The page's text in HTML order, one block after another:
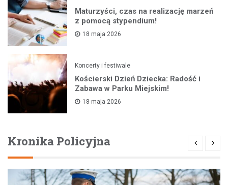
Maturzyści, czas na realizację marzeń
z pomocą stypendium!
18 maja 2026
Koncerty i festiwale
Kościerski Dzień Dziecka: Radość i
Zabawa w Parku Miejskim!
18 maja 2026
Kronika Policyjna